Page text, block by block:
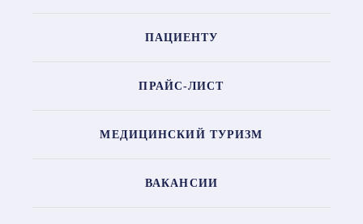
ПАЦИЕНТУ
ПРАЙС-ЛИСТ
МЕДИЦИНСКИЙ ТУРИЗМ
ВАКАНСИИ